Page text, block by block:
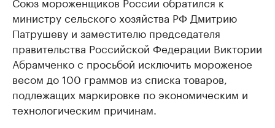
министру сельского хозяйства РФ Дмитрию
Патрушеву и заместителю председателя
правительства Российской Федерации Виктории
Абрамченко с просьбой исключить мороженое
весом до 100 граммов из списка товаров,
подлежащих маркировке по экономическим и
технологическим причинам.